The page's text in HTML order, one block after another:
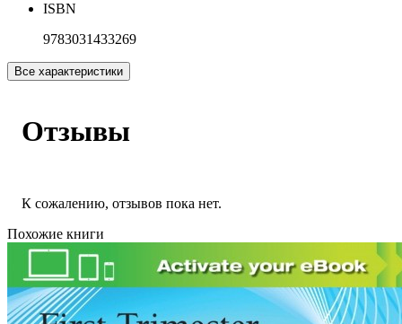
ISBN
9783031433269
Все характеристики
Отзывы
К сожалению, отзывов пока нет.
Похожие книги